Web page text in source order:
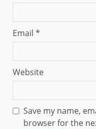
Email *
Website
Save my name,
browser for the